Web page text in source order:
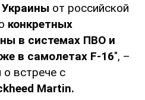
от российской
конкретных
в системах ПВО и
в самолетах F-16", –
о встрече с
Martin.